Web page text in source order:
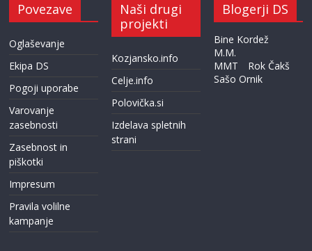
Povezave
Oglaševanje
Ekipa DS
Pogoji uporabe
Varovanje
zasebnosti
Zasebnost in
piškotki
Impresum
Pravila volilne
kampanje
Naši drugi
projekti
Kozjansko.info
Celje.info
Polovička.si
Izdelava spletnih
strani
Blogerji DS
Bine Kordež
M.M.
MMT
Rok Čakš
Sašo Ornik